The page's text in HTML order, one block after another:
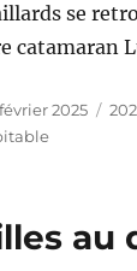
se
catamaran
2025
au